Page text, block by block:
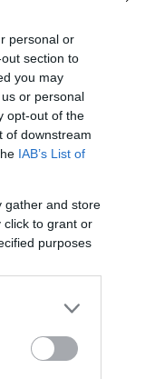
personal or
section to
you may
or personal
opt-out of the
of downstream
IAB’s List of
gather and store
click to grant or
purposes